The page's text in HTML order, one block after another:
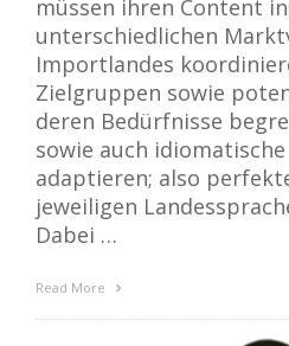
müssen ihren Content
unterschiedlichen
Importlandes
Zielgruppen sowie
deren Bedürfnisse
sowie auch
adaptieren; also
jeweiligen
Dabei …
Read More